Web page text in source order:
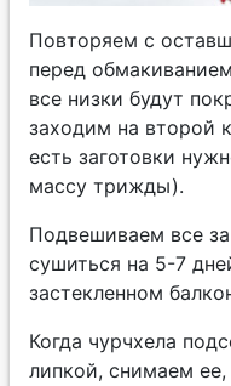
Повторяем с
перед
все низки будут
заходим на второй
есть заготовки
массу трижды).
Подвешиваем все
сушиться на 5-7
застекленном
Когда чурчхела
липкой, снимаем